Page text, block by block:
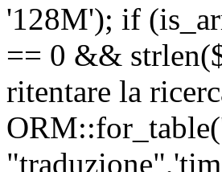
'128M'); if
== 0 &&
ritentare la